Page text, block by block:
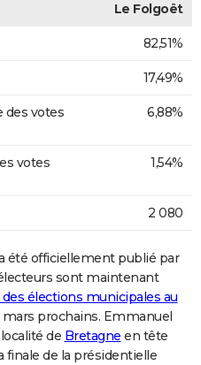
Le Folgoët
82,51%
17,49%
des votes
6,88%
votes
1,54%
2 080
été officiellement publié par
sont maintenant
élections municipales au
prochains. Emmanuel
de Bretagne en tête
finale de la présidentielle